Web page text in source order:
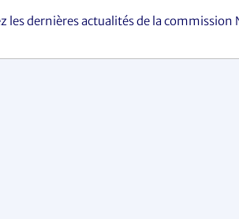
les dernières actualités de la commission